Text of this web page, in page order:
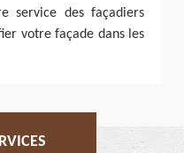
service des façadiers
votre façade dans les